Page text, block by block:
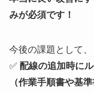
みが必須です！
今後の課題として、
✅ 配線の追加時に
（作業手順書や基準